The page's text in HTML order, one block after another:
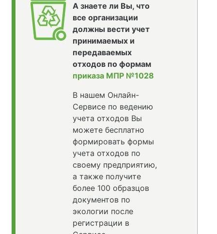
А знаете ли Вы, что
все организации
должны вести учет
принимаемых и
передаваемых
отходов по формам
приказа МПР №1028
В нашем Онлайн-
Сервисе по ведению
учета отходов Вы
можете бесплатно
формировать формы
учета отходов по
своему предприятию,
а также получите
более 100 образцов
документов по
экологии после
регистрации в